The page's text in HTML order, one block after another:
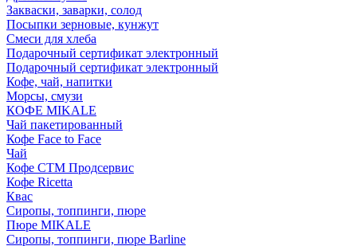
Закваски, заварки, солод
Посыпки зерновые, кунжут
Смеси для хлеба
Подарочный сертификат электронный
Подарочный сертификат электронный
Кофе, чай, напитки
Морсы, смузи
КОФЕ MIKALE
Чай пакетированный
Кофе Face to Face
Чай
Кофе СТМ Продсервис
Кофе Ricetta
Квас
Сиропы, топпинги, пюре
Пюре MIKALE
Сиропы, топпинги, пюре Barline